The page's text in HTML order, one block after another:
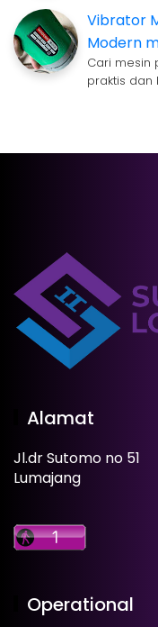
Vibrator
Modern
Cari mesin
praktis dan
Alamat
Jl.dr Sutomo no 51
Lumajang
Operational